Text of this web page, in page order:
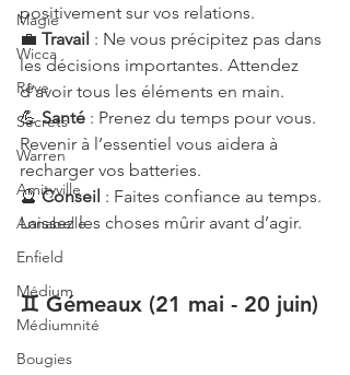
Magie
Wicca
Rêve
Secrets
Warren
Amityville
Annabelle
Enfield
Médium
Médiumnité
Bougies
positivement sur vos relations.
💼 Travail : Ne vous précipitez pas dans
les décisions importantes. Attendez
d’avoir tous les éléments en main.
💪 Santé : Prenez du temps pour vous.
Revenir à l’essentiel vous aidera à
recharger vos batteries.
🔮 Conseil : Faites confiance au temps.
Laissez les choses mûrir avant d’agir.
♊ Gémeaux (21 mai - 20 juin)